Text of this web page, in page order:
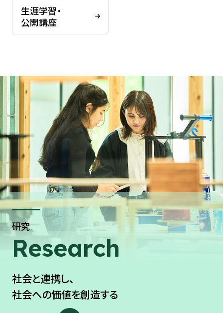
生涯学習・
公開講座
研究
Research
社会と連携し、
社会への価値を創造する